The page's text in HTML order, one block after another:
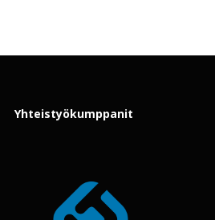
Yhteistyökumppanit